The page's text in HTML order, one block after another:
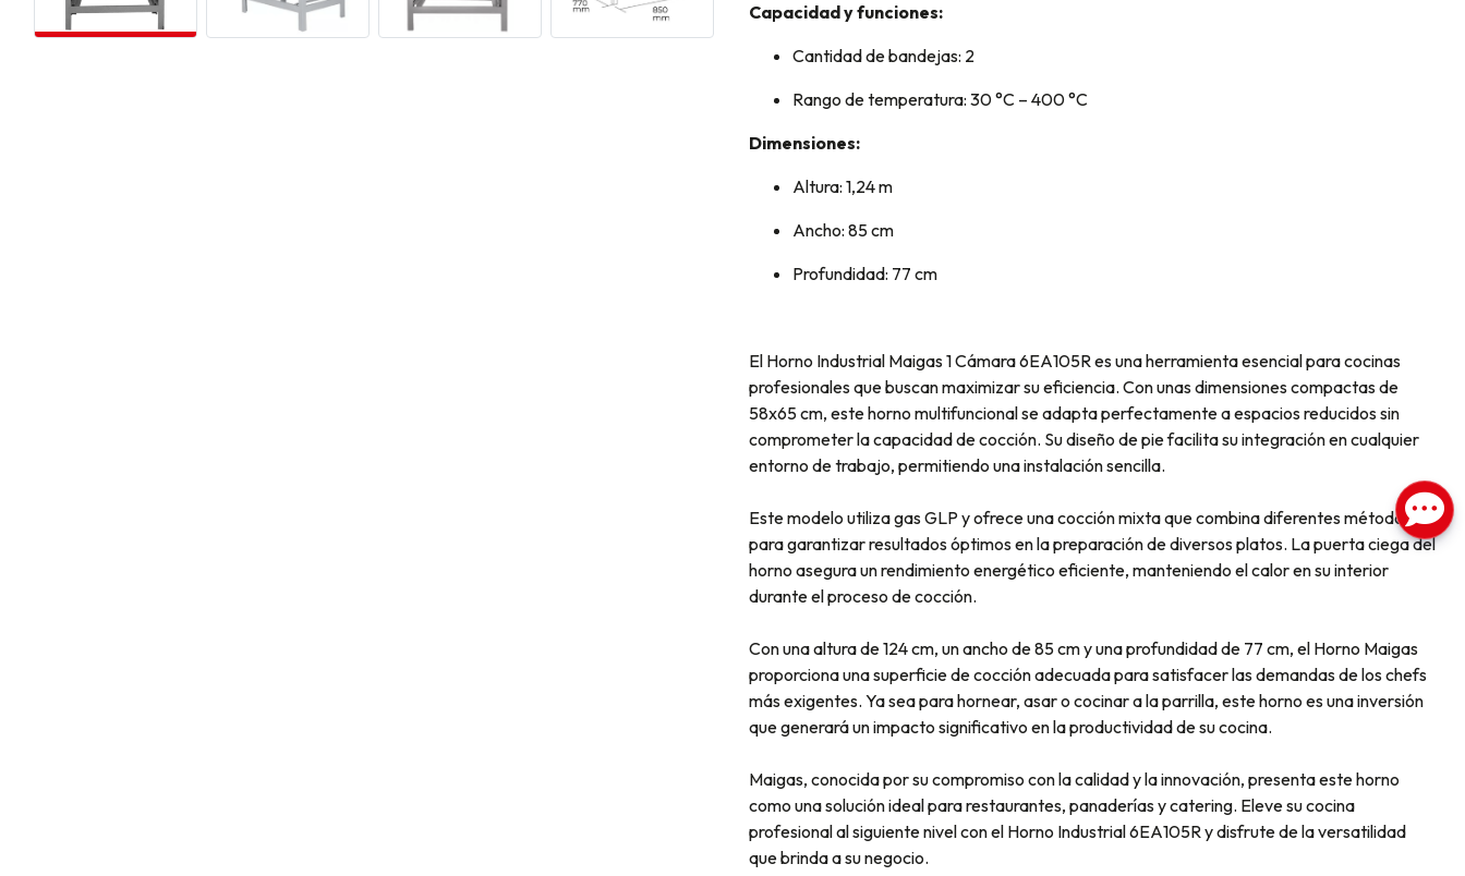
Capacidad y funciones:
Cantidad de bandejas: 2
Rango de temperatura: 30 °C – 400 °C
Dimensiones:
Altura: 1,24 m
Ancho: 85 cm
Profundidad: 77 cm
El Horno Industrial Maigas 1 Cámara 6EA105R es una herramienta esencial para cocinas
profesionales que buscan maximizar su eficiencia. Con unas dimensiones compactas de
58x65 cm, este horno multifuncional se adapta perfectamente a espacios reducidos sin
comprometer la capacidad de cocción. Su diseño de pie facilita su integración en cualquier
entorno de trabajo, permitiendo una instalación sencilla.
Este modelo utiliza gas GLP y ofrece una cocción mixta que combina diferentes métodos
para garantizar resultados óptimos en la preparación de diversos platos. La puerta ciega del
horno asegura un rendimiento energético eficiente, manteniendo el calor en su interior
durante el proceso de cocción.
Con una altura de 124 cm, un ancho de 85 cm y una profundidad de 77 cm, el Horno Maigas
proporciona una superficie de cocción adecuada para satisfacer las demandas de los chefs
más exigentes. Ya sea para hornear, asar o cocinar a la parrilla, este horno es una inversión
que generará un impacto significativo en la productividad de su cocina.
Maigas, conocida por su compromiso con la calidad y la innovación, presenta este horno
como una solución ideal para restaurantes, panaderías y catering. Eleve su cocina
profesional al siguiente nivel con el Horno Industrial 6EA105R y disfrute de la versatilidad
que brinda a su negocio.